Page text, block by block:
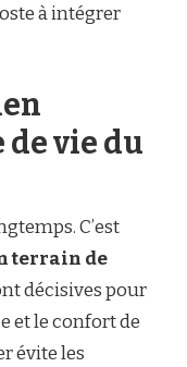
à intégrer
vie du
C’est
terrain de
décisives pour
et le confort de
évite les